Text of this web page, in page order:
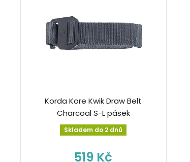
Korda Kore Kwik Draw Belt
Charcoal S-L pásek
Skladem do 2 dnů
519 Kč